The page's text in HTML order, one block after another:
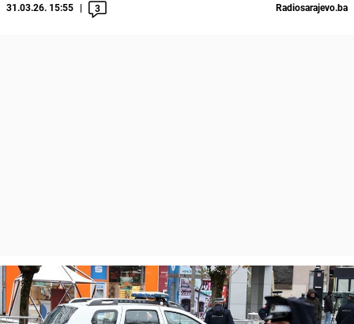
31.03.26. 15:55 3 Radiosarajevo.ba